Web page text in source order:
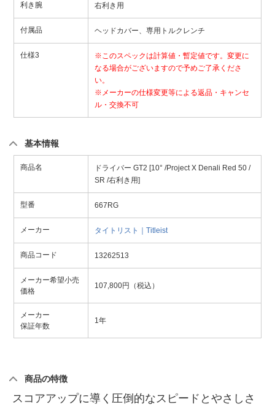
利き腕 右利き用
付属品 ヘッドカバー、専用トルクレンチ
仕様3
※このスペックは計算値・暫定値です。変更に
なる場合がございますので予めご了承くださ
い。
※メーカーの仕様変更等による返品・キャンセ
ル・交換不可
基本情報
商品名
ドライバー GT2 [10° /Project X Denali Red 50 /
SR /右利き用]
型番 667RG
メーカー タイトリスト｜Titleist
商品コード 13262513
メーカー希望小売
価格
107,800円（税込）
メーカー
保証年数
1年
商品の特徴
スコアアップに導く圧倒的なスピードとやさしさ